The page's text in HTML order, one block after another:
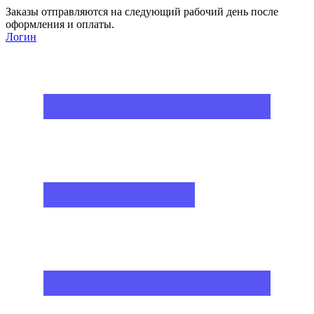
Заказы отправляются на следующий рабочий день после
оформления и оплаты.
Логин